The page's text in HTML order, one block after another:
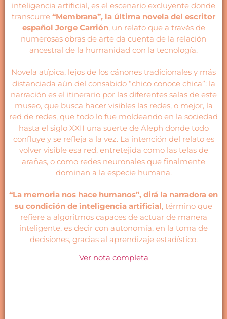
inteligencia artificial, es el escenario excluyente donde
transcurre “Membrana”, la última novela del escritor
español Jorge Carrión, un relato que a través de
numerosas obras de arte da cuenta de la relación
ancestral de la humanidad con la tecnología.
Novela atípica, lejos de los cánones tradicionales y más
distanciada aún del consabido “chico conoce chica”: la
narración es el itinerario por las diferentes salas de este
museo, que busca hacer visibles las redes, o mejor, la
red de redes, que todo lo fue moldeando en la sociedad
hasta el siglo XXII una suerte de Aleph donde todo
confluye y se refleja a la vez. La intención del relato es
volver visible esa red, entretejida como las telas de
arañas, o como redes neuronales que finalmente
dominan a la especie humana.
“La memoria nos hace humanos”, dirá la narradora en
su condición de inteligencia artificial, término que
refiere a algoritmos capaces de actuar de manera
inteligente, es decir con autonomía, en la toma de
decisiones, gracias al aprendizaje estadístico.
Ver nota completa